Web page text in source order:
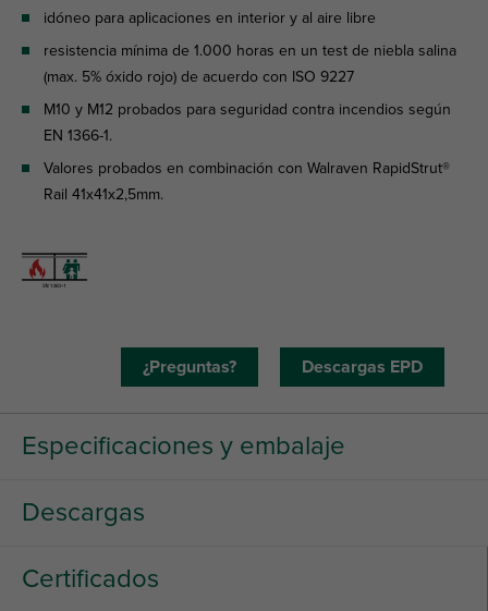
idóneo para aplicaciones en interior y al aire libre
resistencia mínima de 1.000 horas en un test de niebla salina
(max. 5% óxido rojo) de acuerdo con ISO 9227
M10 y M12 probados para seguridad contra incendios según
EN 1366-1.
Valores probados en combinación con Walraven RapidStrut®
Rail 41x41x2,5mm.
¿Preguntas? Descargas EPD
Especificaciones y embalaje
Descargas
Certificados